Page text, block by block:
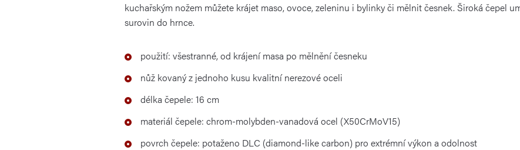
kuchařským nožem můžete krájet maso, ovoce, zeleninu i bylinky či mělnit česnek. Široká čepel
surovin do hrnce.
použití: všestranné, od krájení masa po mělnění česneku
nůž kovaný z jednoho kusu kvalitní nerezové oceli
délka čepele: 16 cm
materiál čepele: chrom-molybden-vanadová ocel (X50CrMoV15)
povrch čepele: potaženo DLC (diamond-like carbon) pro extrémní výkon a odolnost